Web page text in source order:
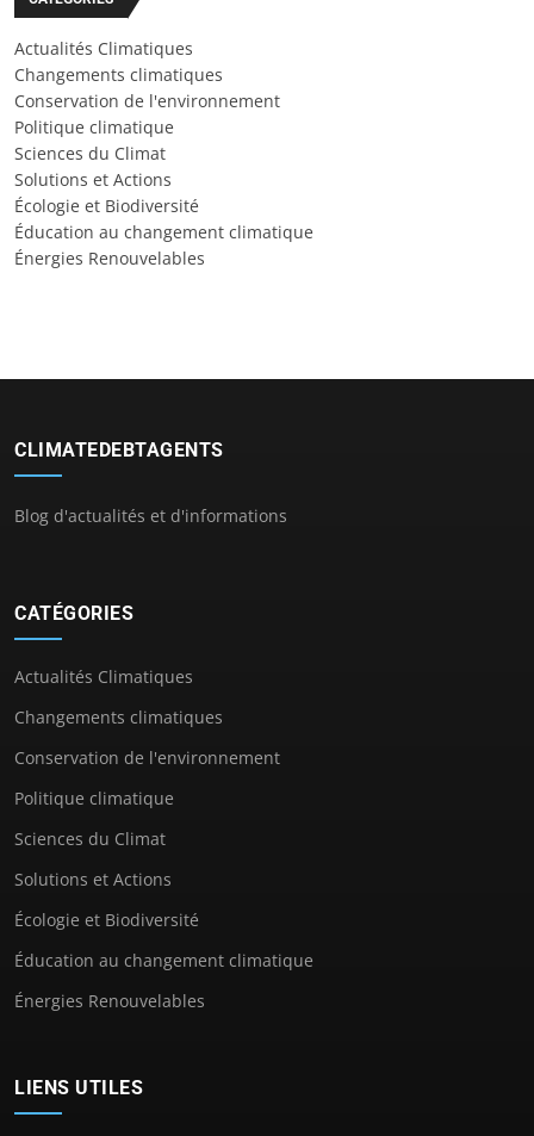
Actualités Climatiques
Changements climatiques
Conservation de l'environnement
Politique climatique
Sciences du Climat
Solutions et Actions
Écologie et Biodiversité
Éducation au changement climatique
Énergies Renouvelables
CLIMATEDEBTAGENTS
Blog d'actualités et d'informations
CATÉGORIES
Actualités Climatiques
Changements climatiques
Conservation de l'environnement
Politique climatique
Sciences du Climat
Solutions et Actions
Écologie et Biodiversité
Éducation au changement climatique
Énergies Renouvelables
LIENS UTILES